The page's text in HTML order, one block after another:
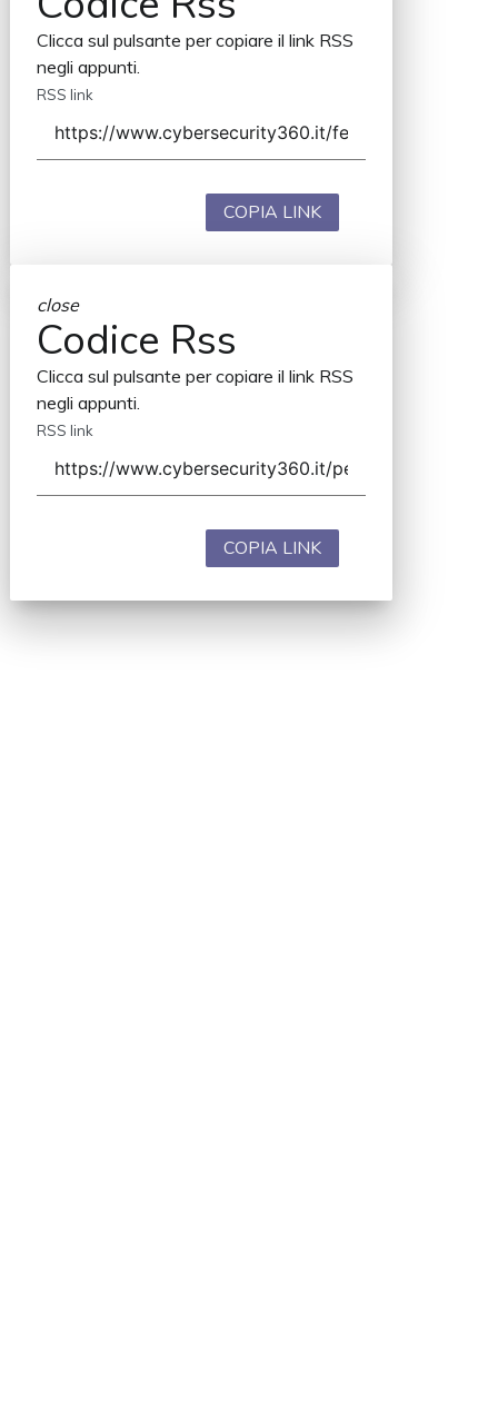
Clicca sul pulsante per copiare il link RSS
negli appunti.
RSS link
COPIA LINK
close
Codice Rss
Clicca sul pulsante per copiare il link RSS
negli appunti.
RSS link
COPIA LINK